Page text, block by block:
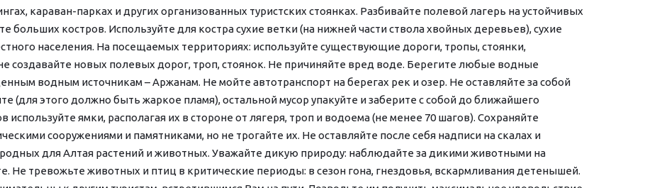
караван-парках и других организованных туристских стоянках. Разбивайте полевой лагерь на устойчивых
больших костров. Используйте для костра сухие ветки (на нижней части ствола хвойных деревьев), сухие
населения. На посещаемых территориях: используйте существующие дороги, тропы, стоянки,
создавайте новых полевых дорог, троп, стоянок. Не причиняйте вред воде. Берегите любые водные
водным источникам – Аржанам. Не мойте автотранспорт на берегах рек и озер. Не оставляйте за собой
(для этого должно быть жаркое пламя), остальной мусор упакуйте и заберите с собой до ближайшего
используйте ямки, располагая их в стороне от лягеря, троп и водоема (не менее 70 шагов). Сохраняйте
сооружениями и памятниками, но не трогайте их. Не оставляйте после себя надписи на скалах и
для Алтая растений и животных. Уважайте дикую природу: наблюдайте за дикими животными на
Не тревожьте животных и птиц в критические периоды: в сезон гона, гнездовья, вскармливания детенышей.